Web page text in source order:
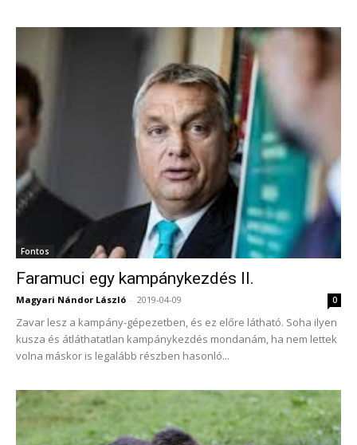
Fontos
Faramuci egy kampánykezdés II.
Magyari Nándor László - 2019-04-09 0
Zavar lesz a kampány-gépezetben, és ez előre látható. Soha ilyen
kusza és átláthatatlan kampánykezdés mondanám, ha nem lettek
volna máskor is legalább részben hasonló...